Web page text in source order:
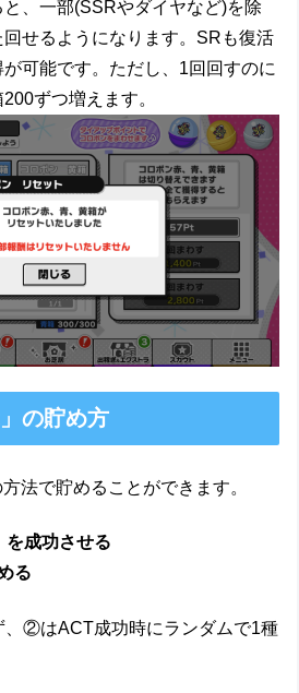
、一部(SSRやダイヤなど)を除
せるようになります。SRも復活
可能です。ただし、1回回すのに
ずつ増えます。
の貯め方
法で貯めることができます。
成功させる
る
②はACT成功時にランダムで1種